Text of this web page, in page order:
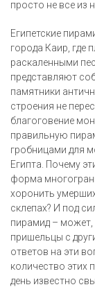
просто не все из
Египетские
города Каир, где
раскаленными
представляют
памятники
строения не
благоговение
правильную
гробницами для
Египта. Почему
форма
хоронить
склепах? И под
пирамид – может,
пришельцы с
ответов на эти
количество этих
день известно